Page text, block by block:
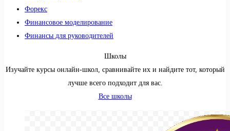
Форекс
Финансовое моделирование
Финансы для руководителей
Школы
Изучайте курсы онлайн-школ, сравнивайте их и найдите тот, который
лучше всего подходит для вас.
Все школы